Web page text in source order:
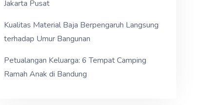
Jakarta Pusat
Kualitas Material Baja Berpengaruh Langsung
terhadap Umur Bangunan
Petualangan Keluarga: 6 Tempat Camping
Ramah Anak di Bandung